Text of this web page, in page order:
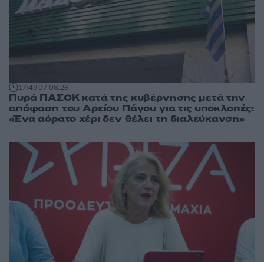
17:4907.08.26
Πυρά ΠΑΣΟΚ κατά της κυβέρνησης μετά την
απόφαση του Αρείου Πάγου για τις υποκλοπές:
«Ένα αόρατο χέρι δεν θέλει τη διαλεύκανση»